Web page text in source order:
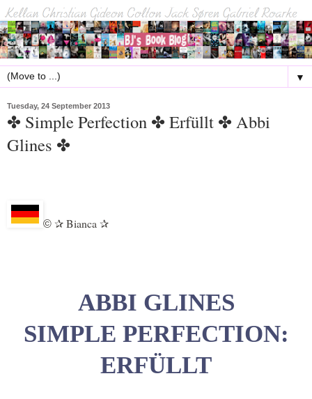
▼
Tuesday, 24 September 2013
✤ Simple Perfection ✤ Erfüllt ✤ Abbi
Glines ✤
© ✰ Bianca ✰
ABBI GLINES
SIMPLE PERFECTION:
ERFÜLLT